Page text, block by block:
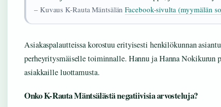
– Kuvaus K-Rauta MäntsälänFacebook-sivulta (myymälän
Asiakaspalautteissa korostuu erityisesti henkilökunnan
perheyritysmäiselle toiminnalle. Hannu ja Hanna Nokikurun
asiakkaille luottamusta.
Onko K-Rauta Mäntsälästä negatiivisia arvosteluja?